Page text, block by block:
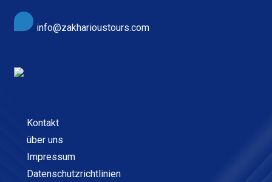
info@zakharioustours.com
Kontakt
über uns
Impressum
Datenschutzrichtlinien